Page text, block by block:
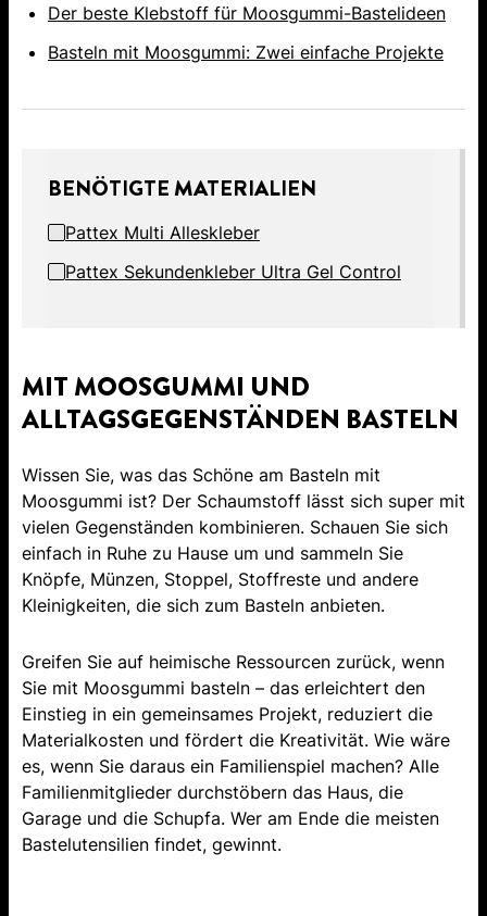
Der beste Klebstoff für Moosgummi-Bastelideen
Basteln mit Moosgummi: Zwei einfache Projekte
MIT MOOSGUMMI UND
ALLTAGSGEGENSTÄNDEN BASTELN
Wissen Sie, was das Schöne am Basteln mit
Moosgummi ist? Der Schaumstoff lässt sich super mit
vielen Gegenständen kombinieren. Schauen Sie sich
einfach in Ruhe zu Hause um und sammeln Sie
Knöpfe, Münzen, Stoppel, Stoffreste und andere
Kleinigkeiten, die sich zum Basteln anbieten.
BENÖTIGTE MATERIALIEN
Pattex Multi Alleskleber
Pattex Sekundenkleber Ultra Gel Control
Greifen Sie auf heimische Ressourcen zurück, wenn
Sie mit Moosgummi basteln – das erleichtert den
Einstieg in ein gemeinsames Projekt, reduziert die
Materialkosten und fördert die Kreativität. Wie wäre
es, wenn Sie daraus ein Familienspiel machen? Alle
Familienmitglieder durchstöbern das Haus, die
Garage und die Schupfa. Wer am Ende die meisten
Bastelutensilien findet, gewinnt.